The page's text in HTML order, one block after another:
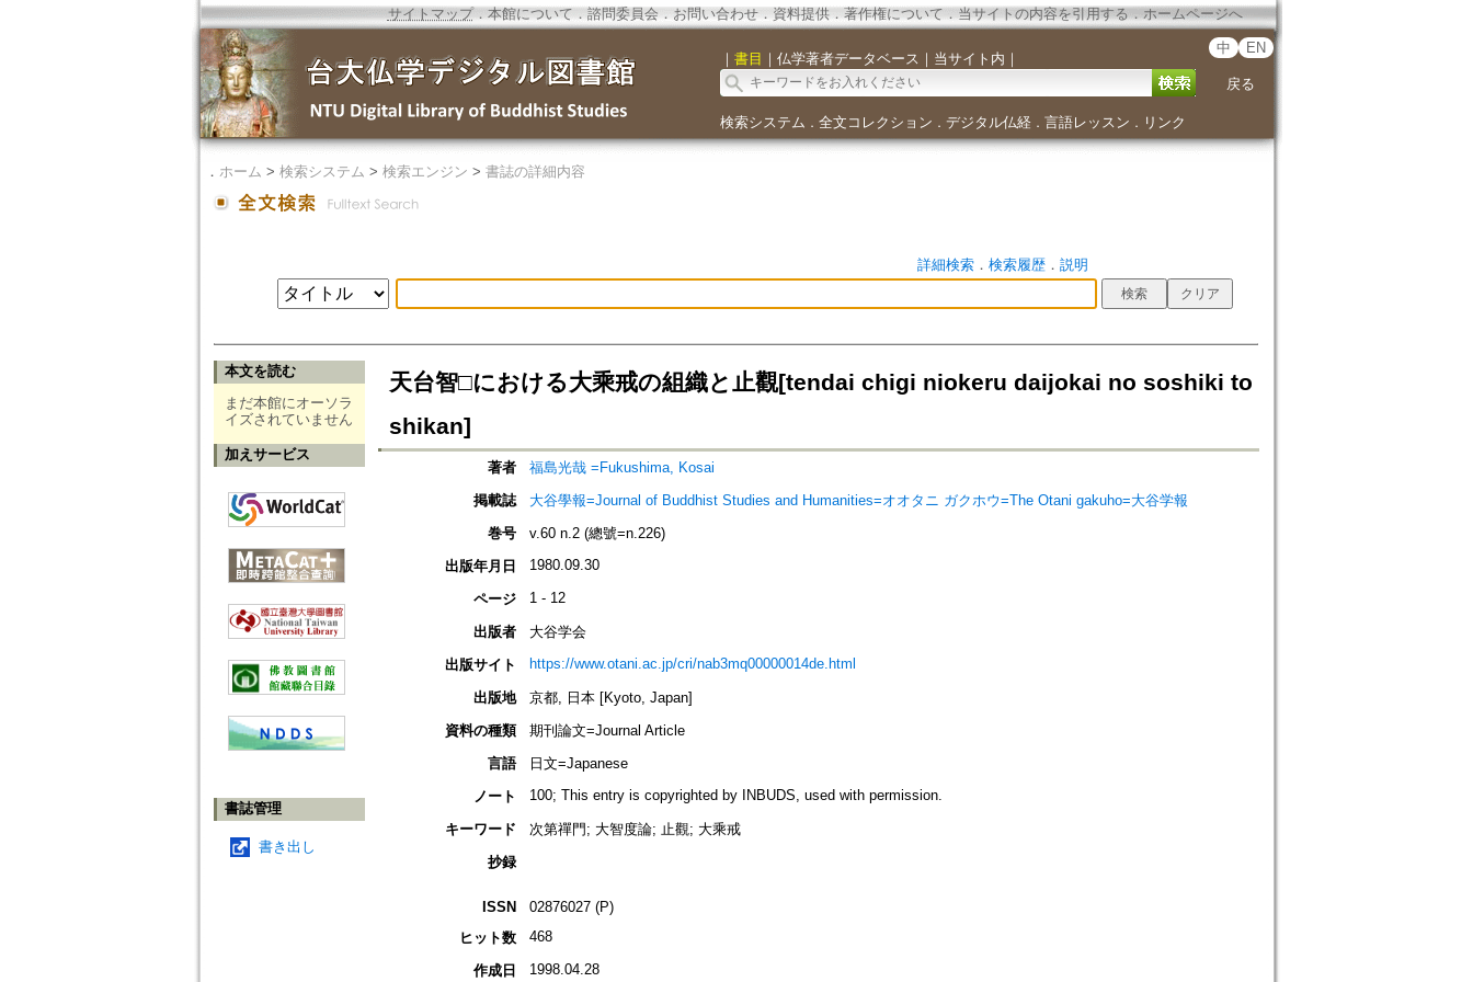
サイトマップ．本館について ． 諮問委員会． お問い合わせ． 資料提供． 著作権について．当サイトの内容を引用する ． ホームページへ
｜ 書目 ｜ 仏学著者データベース ｜ 当サイト内 ｜
中 EN
戻る
検索システム ． 全文コレクション ． デジタル仏経． 言語レッスン ． リンク
． ホーム > 検索システム > 検索エンジン > 書誌の詳細内容
詳細検索． 検索履歴． 説明
本文を読む
まだ本館にオーソラ
イズされていません
加えサービス
書誌管理
書き出し
天台智□における大乘戒の組織と止觀[tendai chigi niokeru daijokai no soshiki to
shikan]
著者
福島光哉 =Fukushima, Kosai
掲載誌
大谷學報=Journal of Buddhist Studies and Humanities=オオタニ ガクホウ=The Otani gakuho=大谷学報
巻号
v.60 n.2 (總號=n.226)
出版年月日
1980.09.30
ページ 1 - 12
出版者
大谷学会
出版サイト
https://www.otani.ac.jp/cri/nab3mq00000014de.html
出版地
京都, 日本 [Kyoto, Japan]
資料の種類
期刊論文=Journal Article
言語
日文=Japanese
ノート
100; This entry is copyrighted by INBUDS, used with permission.
キーワード
次第禪門; 大智度論; 止觀; 大乘戒
抄録
ISSN
02876027 (P)
ヒット数
468
作成日 1998.04.28